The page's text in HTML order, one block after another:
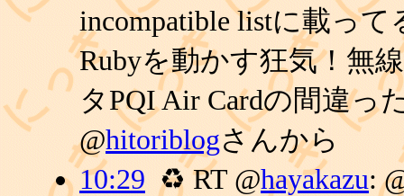
incompatible listに載っ
Rubyを動かす狂気！無
タPQI Air Cardの間違っ
@hitoriblogさんから
10:29 ♻ RT @hayakazu: